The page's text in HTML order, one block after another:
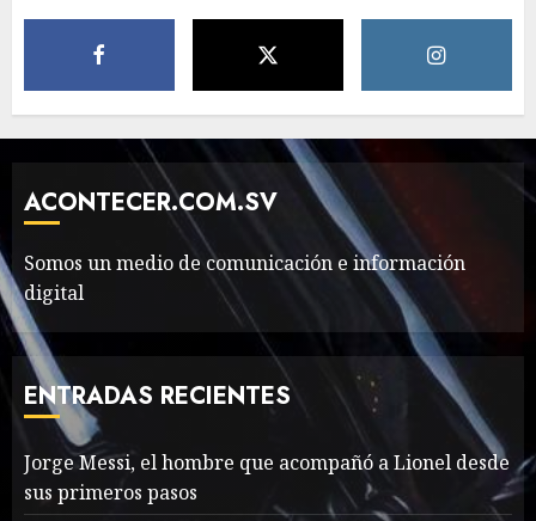
MAYO 14, 2024 811
Need to Know About the
Classic Cars in a Retro
Movie?
MAYO 14, 2024 799
7
The full story of
Thailand’s extraordinary
cave rescue
MAYO 14, 2024 1004
Jorge Messi, el hombre
ACONTECER.COM.SV
Somos un medio de comunicación e información
digital
ENTRADAS RECIENTES
Jorge Messi, el hombre que acompañó a Lionel desde
sus primeros pasos